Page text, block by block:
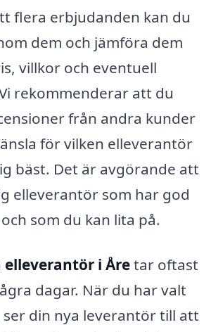
flera erbjudanden kan du
dem och jämföra dem
villkor och eventuell
rekommenderar att du
från andra kunder
för vilken elleverantör
bäst. Det är avgörande att
elleverantör som har god
som du kan lita på.
elleverantör i Åretar oftast
dagar. När du har valt
din nya leverantör till att